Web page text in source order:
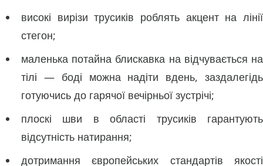
високі вирізи трусиків роблять акцент на лінії
стегон;
маленька потайна блискавка на відчувається на
тілі — боді можна надіти вдень, заздалегідь
готуючись до гарячої вечірньої зустрічі;
плоскі шви в області трусиків гарантують
відсутність натирання;
дотримання європейських стандартів якості